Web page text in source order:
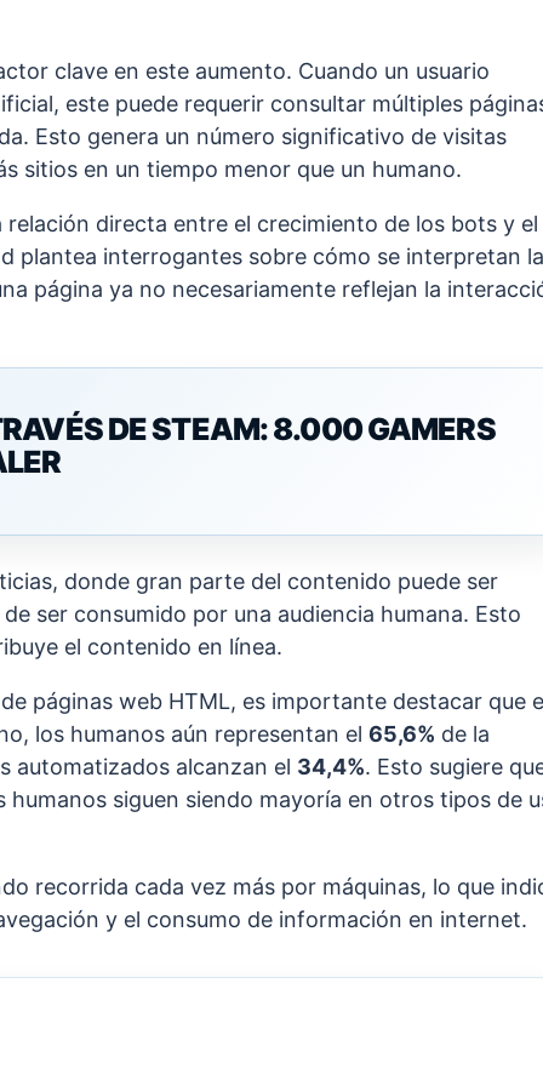
clave en este aumento. Cuando un usuario
este puede requerir consultar múltiples
Esto genera un número significativo de visitas
sitios en un tiempo menor que un humano.
directa entre el crecimiento de los bots y el
plantea interrogantes sobre cómo se interpretan
página ya no necesariamente reflejan la
DE STEAM: 8.000 GAMERS
donde gran parte del contenido puede ser
ser consumido por una audiencia humana. Esto
el contenido en línea.
páginas web HTML, es importante destacar que
los humanos aún representan el 65,6% de la
automatizados alcanzan el 34,4%. Esto sugiere
siguen siendo mayoría en otros tipos de
recorrida cada vez más por máquinas, lo que
y el consumo de información en internet.